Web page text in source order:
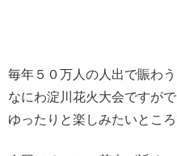
毎年５０万人の人出で賑わう
なにわ淀川花火大会ですが
ゆったりと楽しみたいところ